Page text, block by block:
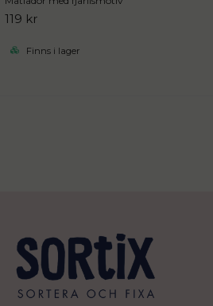
119 kr
Finns i lager